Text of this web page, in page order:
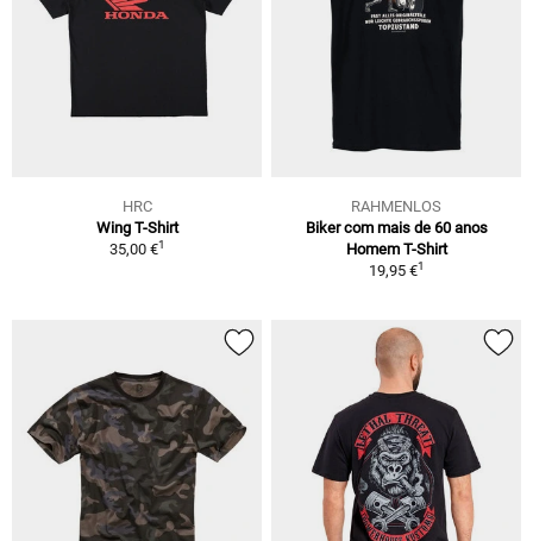
HRC
Wing T-Shirt
35,00 €1
RAHMENLOS
Biker com mais de 60 anos
Homem T-Shirt
19,95 €1